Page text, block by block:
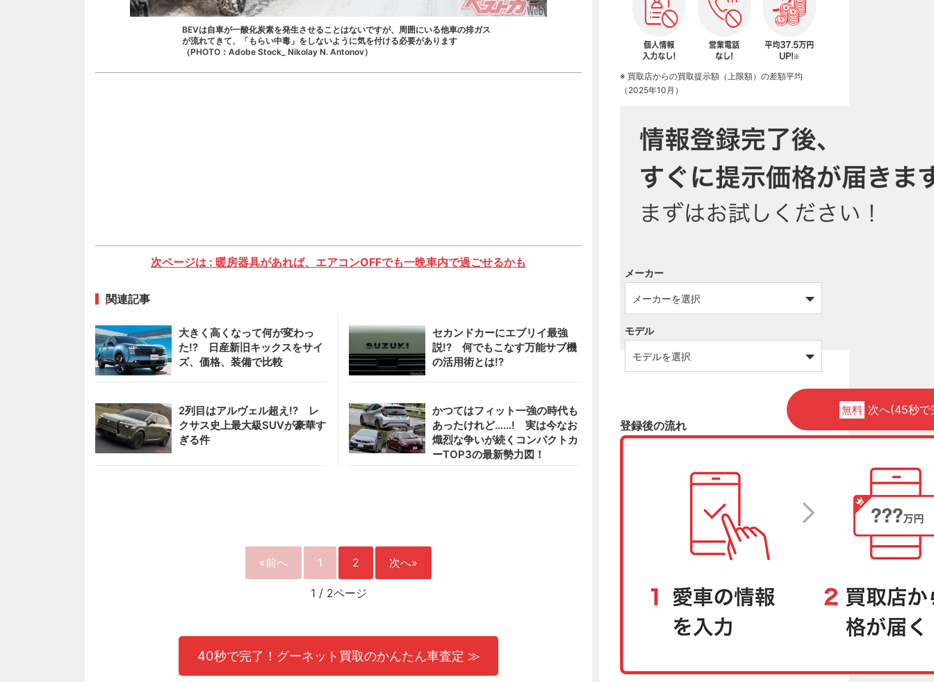
BEVは自車が一酸化炭素を発生させることはないですが、周囲にいる他車の排ガス
が流れてきて、「もらい中毒」をしないように気を付ける必要があります
（PHOTO：Adobe Stock_ Nikolay N. Antonov）
次ページは : 暖房器具があれば、エアコンOFFでも一晩車内で過ごせるかも
関連記事
大きく高くなって何が変わっ
た!? 日産新旧キックスをサイ
ズ、価格、装備で比較
セカンドカーにエブリイ最強
説!? 何でもこなす万能サブ機
の活用術とは!?
2列目はアルヴェル超え!? レ
クサス史上最大級SUVが豪華す
ぎる件
かつてはフィット一強の時代も
あったけれど……! 実は今なお
熾烈な争いが続くコンパクトカ
ーTOP3の最新勢力図！
«前へ 1 2 次へ»
1 / 2ページ
40秒で完了！グーネット買取のかんたん車査定 ≫
※ 買取店からの買取提示額（上限額）の差額平均
（2025年10月）
メーカー
モデル
無料 次へ(45秒で
登録後の流れ